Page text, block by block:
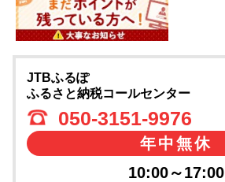
JTBふるぽ
ふるさと納税コールセンター
050-3151-9976
年中無休
10:00～17:00